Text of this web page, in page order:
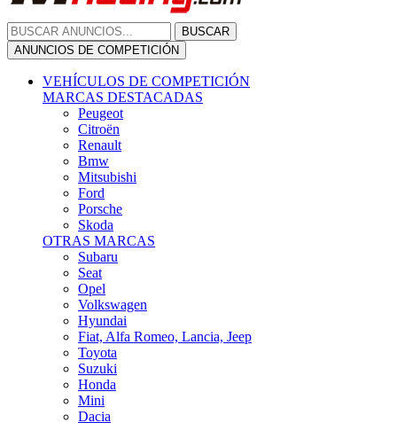
BUSCAR
ANUNCIOS DE COMPETICIÓN
VEHÍCULOS DE COMPETICIÓN
MARCAS DESTACADAS
Peugeot
Citroën
Renault
Bmw
Mitsubishi
Ford
Porsche
Skoda
OTRAS MARCAS
Subaru
Seat
Opel
Volkswagen
Hyundai
Fiat, Alfa Romeo, Lancia, Jeep
Toyota
Suzuki
Honda
Mini
Dacia
Audi